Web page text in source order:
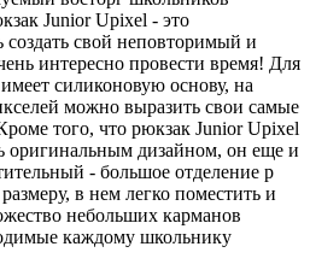
Junior Upixel - это
создать свой неповторимый и
интересно провести время! Для
силиконовую основу, на
можно выразить свои самые
того, что рюкзак Junior Upixel
оригинальным дизайном, он еще и
- большое отделение р
в нем легко поместить и
небольших карманов
каждому школьнику